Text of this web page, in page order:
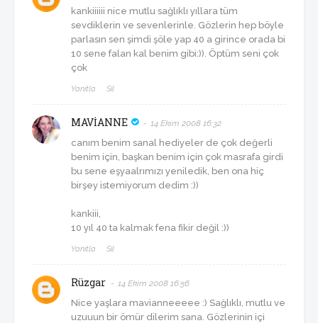
kankiiiiii nice mutlu sağlıklı yıllara tüm
sevdiklerin ve sevenlerinle. Gözlerin hep böyle
parlasın sen şimdi şöle yap 40 a girince orada bi
10 sene falan kal benim gibi:)). Öptüm seni çok
çok
Yanıtla Sil
MAVİANNE 14 Ekim 2008 16:32
canım benim sanal hediyeler de çok değerli
benim için, başkan benim için çok masrafa girdi
bu sene eşyaalrımızı yeniledik, ben ona hiç
birşey istemiyorum dedim :))
kankiii,
10 yıl 40 ta kalmak fena fikir değil :))
Yanıtla Sil
Rüzgar 14 Ekim 2008 16:56
Nice yaşlara mavianneeeee :) Sağlıklı, mutlu ve
uzuuun bir ömür dilerim sana. Gözlerinin içi